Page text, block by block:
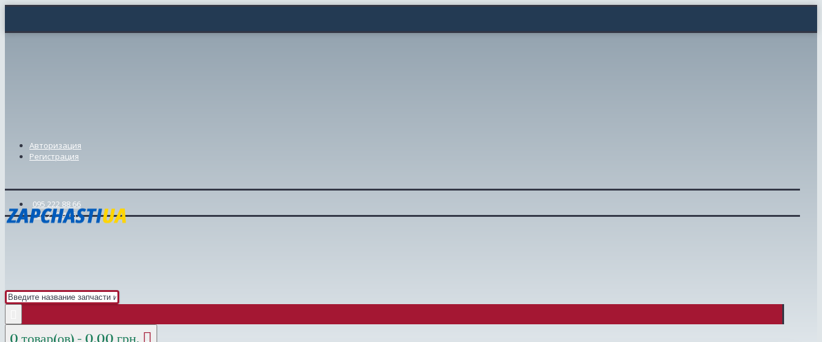
Авторизация
Регистрация
095 222 88 66
098 239 46 57
0 товар(ов) - 0.00 грн.